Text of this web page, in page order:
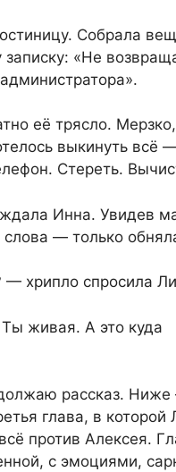
Собрала
«Не
её трясло. Мерзко,
выкинуть всё
Стереть.
Инна. Увидев
слова — только
хрипло спросила
живая. А это куда
рассказ.
глава, в которой
против Алексея.
с эмоциями,